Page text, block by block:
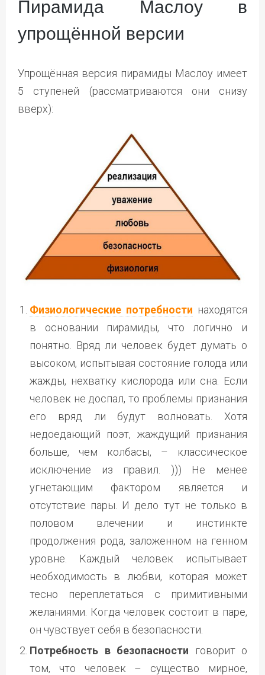
Пирамида Маслоу в
упрощённой версии
Упрощённая версия пирамиды Маслоу имеет
5 ступеней (рассматриваются они снизу
вверх):
Физиологические потребности находятся
в основании пирамиды, что логично и
понятно. Вряд ли человек будет думать о
высоком, испытывая состояние голода или
жажды, нехватку кислорода или сна. Если
человек не доспал, то проблемы признания
его вряд ли будут волновать. Хотя
недоедающий поэт, жаждущий признания
больше, чем колбасы, – классическое
исключение из правил. ))) Не менее
угнетающим фактором является и
отсутствие пары. И дело тут не только в
половом влечении и инстинкте
продолжения рода, заложенном на генном
уровне. Каждый человек испытывает
необходимость в любви, которая может
тесно переплетаться с примитивными
желаниями. Когда человек состоит в паре,
он чувствует себя в безопасности.
Потребность в безопасности
говорит о
том, что человек – существо мирное,